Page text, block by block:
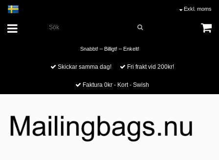
Exkl. moms
Snabbt! – Billigt! – Enkelt!
Skickar samma dag! Fri frakt vid 200kr!
Faktura 0kr - Kort - Swish